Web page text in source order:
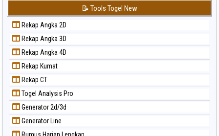
📝 Tools Togel New
Rekap Angka 2D
Rekap Angka 3D
Rekap Angka 4D
Rekap Kumat
Rekap CT
Togel Analysis Pro
Generator 2d/3d
Generator Line